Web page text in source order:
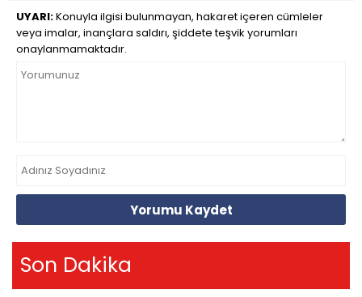
UYARI:Konuyla ilgisi bulunmayan, hakaret içeren cümleler
veya imalar, inançlara saldırı, şiddete teşvik yorumları
onaylanmamaktadır.
Yorumu Kaydet
Son Dakika